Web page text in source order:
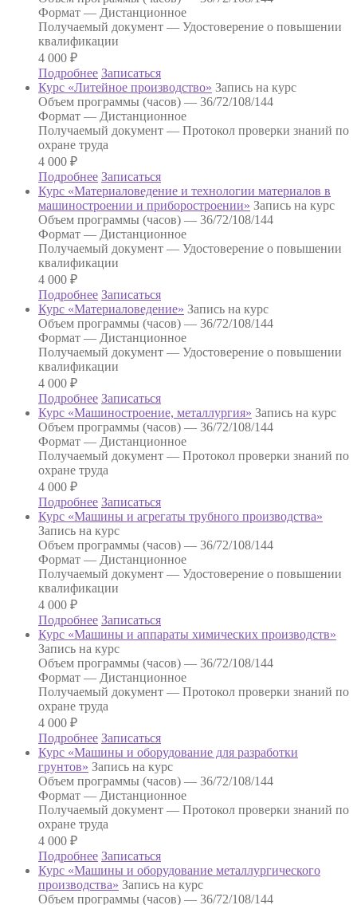
Формат — Дистанционное
Получаемый документ — Удостоверение о повышении
квалификации
4 000 ₽
Подробнее Записаться
Курс «Литейное производство» Запись на курс
Объем программы (часов) — 36/72/108/144
Формат — Дистанционное
Получаемый документ — Протокол проверки знаний по
охране труда
4 000 ₽
Подробнее Записаться
Курс «Материаловедение и технологии материалов в
машиностроении и приборостроении» Запись на курс
Объем программы (часов) — 36/72/108/144
Формат — Дистанционное
Получаемый документ — Удостоверение о повышении
квалификации
4 000 ₽
Подробнее Записаться
Курс «Материаловедение» Запись на курс
Объем программы (часов) — 36/72/108/144
Формат — Дистанционное
Получаемый документ — Удостоверение о повышении
квалификации
4 000 ₽
Подробнее Записаться
Курс «Машиностроение, металлургия» Запись на курс
Объем программы (часов) — 36/72/108/144
Формат — Дистанционное
Получаемый документ — Протокол проверки знаний по
охране труда
4 000 ₽
Подробнее Записаться
Курс «Машины и агрегаты трубного производства»
Запись на курс
Объем программы (часов) — 36/72/108/144
Формат — Дистанционное
Получаемый документ — Удостоверение о повышении
квалификации
4 000 ₽
Подробнее Записаться
Курс «Машины и аппараты химических производств»
Запись на курс
Объем программы (часов) — 36/72/108/144
Формат — Дистанционное
Получаемый документ — Протокол проверки знаний по
охране труда
4 000 ₽
Подробнее Записаться
Курс «Машины и оборудование для разработки
грунтов» Запись на курс
Объем программы (часов) — 36/72/108/144
Формат — Дистанционное
Получаемый документ — Протокол проверки знаний по
охране труда
4 000 ₽
Подробнее Записаться
Курс «Машины и оборудование металлургического
производства» Запись на курс
Объем программы (часов) — 36/72/108/144